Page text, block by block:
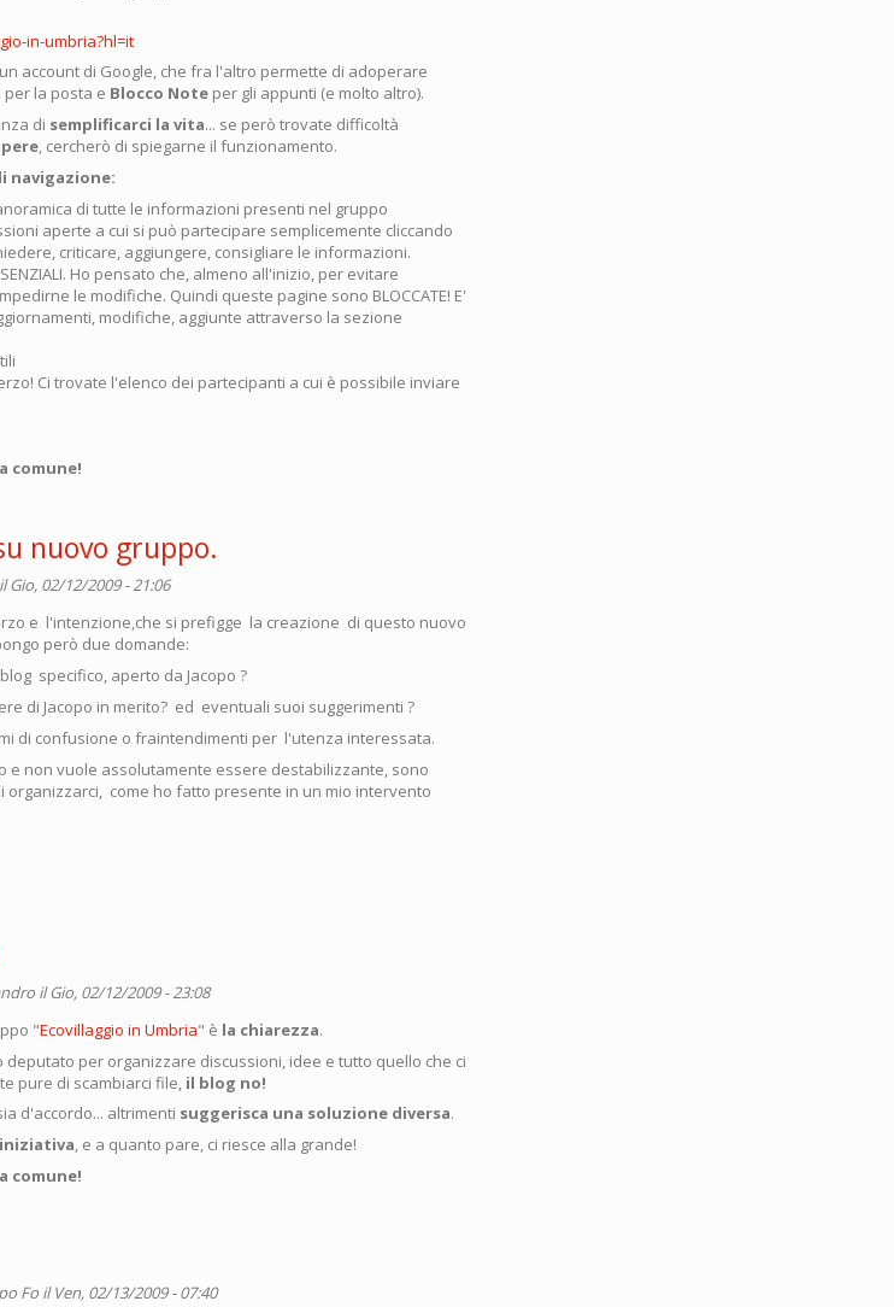
in-umbria?hl=it
account di Google, che fra l'altro permette di adoperare
per la posta e Blocco Note per gli appunti (e molto altro).
di semplificarci la vita... se però trovate difficoltà
, cercherò di spiegarne il funzionamento.
navigazione:
di tutte le informazioni presenti nel gruppo
aperte a cui si può partecipare semplicemente cliccando
criticare, aggiungere, consigliare le informazioni.
Ho pensato che, almeno all'inizio, per evitare
le modifiche. Quindi queste pagine sono BLOCCATE! E'
modifiche, aggiunte attraverso la sezione
Ci trovate l'elenco dei partecipanti a cui è possibile inviare
comune!
nuovo gruppo.
il Gio, 02/12/2009 - 21:06
e l'intenzione,che si prefigge la creazione di questo nuovo
però due domande:
specifico, aperto da Jacopo ?
di Jacopo in merito? ed eventuali suoi suggerimenti ?
di confusione o fraintendimenti per l'utenza interessata.
e non vuole assolutamente essere destabilizzante, sono
organizzarci, come ho fatto presente in un mio intervento
il Gio, 02/12/2009 - 23:08
"Ecovillaggio in Umbria" è la chiarezza.
deputato per organizzare discussioni, idee e tutto quello che ci
pure di scambiarci file, il blog no!
d'accordo... altrimenti suggerisca una soluzione diversa.
, e a quanto pare, ci riesce alla grande!
comune!
Fo il Ven, 02/13/2009 - 07:40